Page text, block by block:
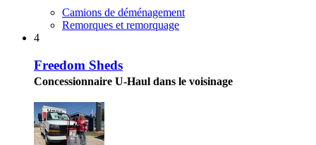
Camions de déménagement
Remorques et remorquage
4
Freedom Sheds
Concessionnaire U-Haul dans le voisinage